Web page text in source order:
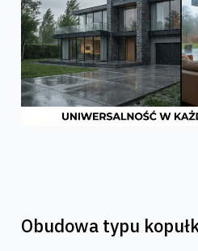
Obudowa typu